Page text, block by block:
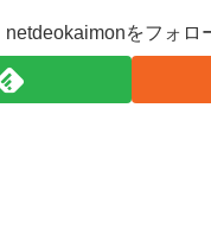
netdeokaimonをフォロ